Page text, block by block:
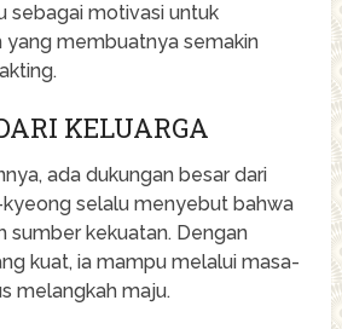
sebagai motivasi untuk
yang membuatnya semakin
KELUARGA
ada dukungan besar dari
kyeong selalu menyebut bahwa
sumber kekuatan. Dengan
kuat, ia mampu melalui masa-
melangkah maju.